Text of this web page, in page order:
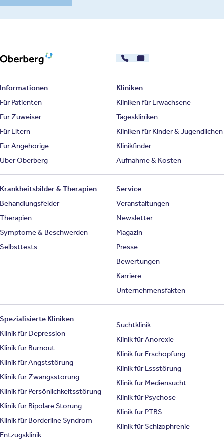
030 - 26478607
Kontakt
Informationen
Für Patienten
Für Zuweiser
Für Eltern
Für Angehörige
Über Oberberg
Kliniken
Kliniken für Erwachsene
Tageskliniken
Kliniken für Kinder & Jugendlichen
Klinikfinder
Aufnahme & Kosten
Krankheitsbilder & Therapien
Behandlungsfelder
Therapien
Symptome & Beschwerden
Selbsttests
Service
Veranstaltungen
Newsletter
Magazin
Presse
Bewertungen
Karriere
Unternehmensfakten
Spezialisierte Kliniken
Klinik für Depression
Klinik für Burnout
Klinik für Angststörung
Klinik für Zwangsstörung
Klinik für Persönlichkeitsstörung
Klinik für Bipolare Störung
Klinik für Borderline Syndrom
Entzugsklinik
Suchtklinik
Klinik für Anorexie
Klinik für Erschöpfung
Klinik für Essstörung
Klinik für Mediensucht
Klinik für Psychose
Klinik für PTBS
Klinik für Schizophrenie